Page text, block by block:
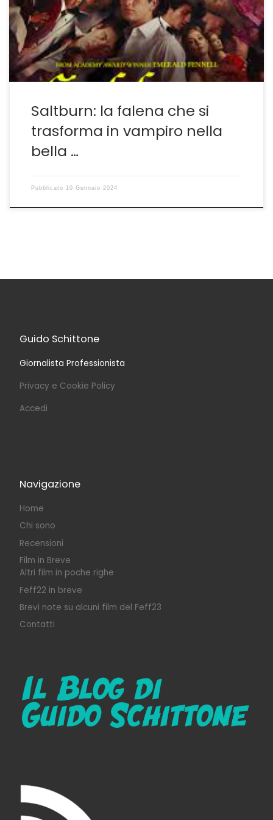
Una Donna Promettente. Soprattutto Fennell deve
avere una particolare predisposizione per le black
comedy, per personaggi all’apparenza insicuri,
insignificanti, che a poco a poco si trasformano […]
Saltburn: la falena che si
trasforma in vampiro nella
bella …
Pubblicato 10 Gennaio 2024
Guido Schittone
Giornalista Professionista
Privacy e Cookie Policy
Accedi
Navigazione
Home
Chi sono
Recensioni
Film in Breve
Altri film in poche righe
Feff22 in breve
Brevi note su alcuni film del Feff23
Contatti